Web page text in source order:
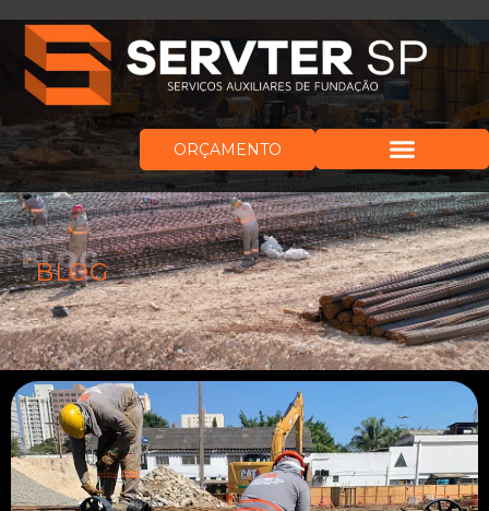
ORÇAMENTO
BLOG
BLOG